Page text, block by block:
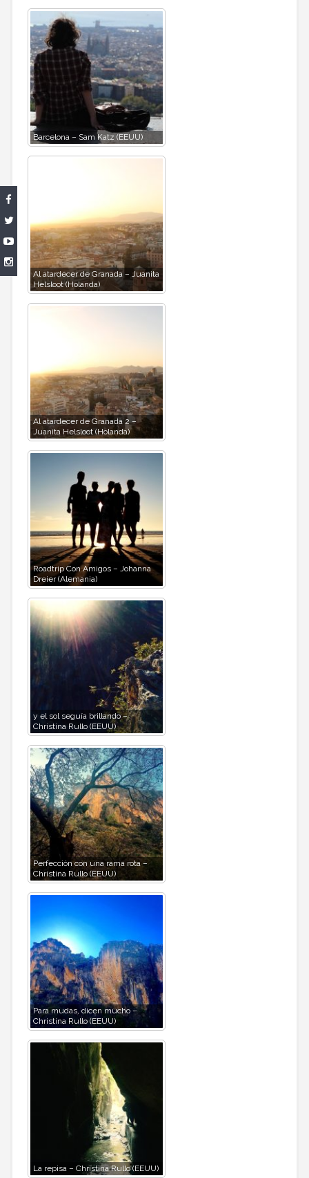
Barcelona – Sam Katz (EEUU)
Al atardecer de Granada – Juanita
Helsloot (Holanda)
Al atardecer de Granada 2 –
Juanita Helsloot (Holanda)
Roadtrip Con Amigos – Johanna
Dreier (Alemania)
y el sol seguía brillando –
Christina Rullo (EEUU)
Perfección con una rama rota –
Christina Rullo (EEUU)
Para mudas, dicen mucho –
Christina Rullo (EEUU)
La repisa – Christina Rullo (EEUU)